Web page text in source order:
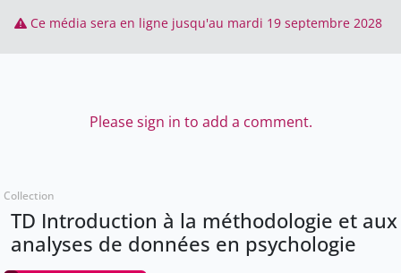
Ce média sera en ligne jusqu'au mardi 19 septembre 2028
Please sign in to add a comment.
Collection
TD Introduction à la méthodologie et aux
analyses de données en psychologie